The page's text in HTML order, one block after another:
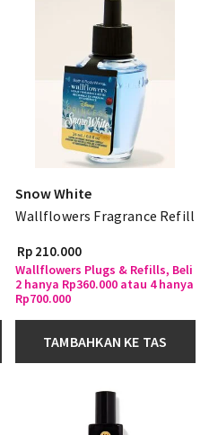
Snow White
Wallflowers Fragrance Refill
Rp 210.000
Wallflowers Plugs & Refills, Beli
2 hanya Rp360.000 atau 4 hanya
Rp700.000
TAMBAHKAN KE TAS